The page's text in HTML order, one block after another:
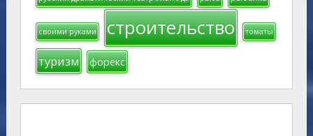
своими руками строительство томаты
туризм форекс